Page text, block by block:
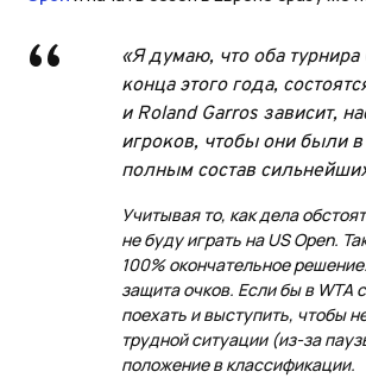
«Я думаю, что оба турнира
конца этого года,
и Roland Garros зависит,
игроков, чтобы они были
полным состав
Учитывая то, как дела
не буду играть на US Open.
100% окончательное
защита очков. Если бы в WTA
поехать и выступить, чтобы
трудной ситуации (из-за
положение в классификации.